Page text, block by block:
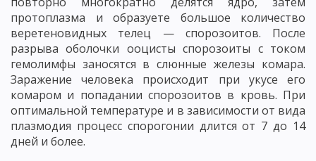
протоплазма и образуете большое количество
веретеновидных телец — спорозоитов. После
разрыва оболочки ооцисты спорозоиты с током
гемолимфы заносятся в слюнные железы комара.
Заражение человека происходит при укусе его
комаром и попадании спорозоитов в кровь. При
оптимальной температуре и в зависимости от вида
плазмодия процесс спорогонии длится от 7 до 14
дней и более.